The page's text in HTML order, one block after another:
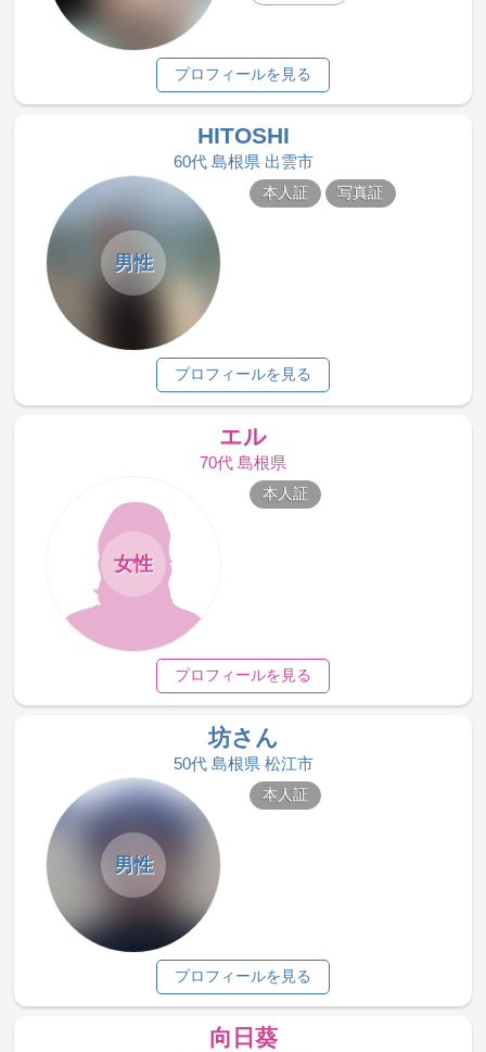
プロフィールを見る
HITOSHI
60代 島根県 出雲市
男性
本人証 写真証
プロフィールを見る
エル
70代 島根県
女性
本人証
プロフィールを見る
坊さん
50代 島根県 松江市
男性
本人証
プロフィールを見る
向日葵